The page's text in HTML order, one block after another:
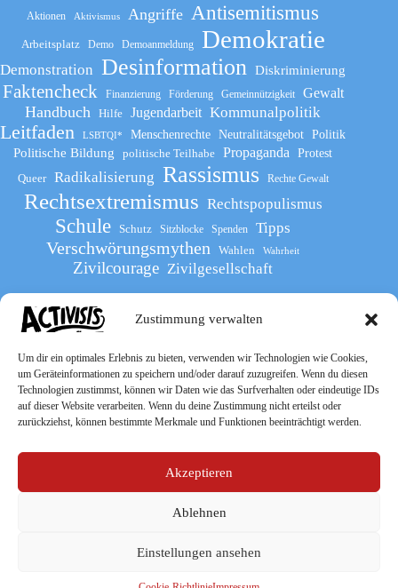
Zustimmung verwalten
Um dir ein optimales Erlebnis zu bieten, verwenden wir Technologien wie Cookies,
um Geräteinformationen zu speichern und/oder darauf zuzugreifen. Wenn du diesen
Technologien zustimmst, können wir Daten wie das Surfverhalten oder eindeutige IDs
auf dieser Website verarbeiten. Wenn du deine Zustimmung nicht erteilst oder
zurückziehst, können bestimmte Merkmale und Funktionen beeinträchtigt werden.
Akzeptieren
Ablehnen
Einstellungen ansehen
Aktionen Aktivismus Angriffe Antisemitismus
Arbeitsplatz Demo Demoanmeldung Demokratie
Demonstration Desinformation Diskriminierung
Faktencheck Finanzierung Förderung Gemeinnützigkeit Gewalt
Handbuch Hilfe Jugendarbeit Kommunalpolitik
Leitfaden LSBTQI* Menschenrechte Neutralitätsgebot Politik
Politische Bildung politische Teilhabe Propaganda
Protest
Queer
Radikalisierung Rassismus Rechte Gewalt
Rechtsextremismus Rechtspopulismus
Schule Schutz Sitzblocke Spenden Tipps
Verschwörungsmythen Wahlen Wahrheit
Zivilcourage Zivilgesellschaft
Werde Teil des The Activists Guide